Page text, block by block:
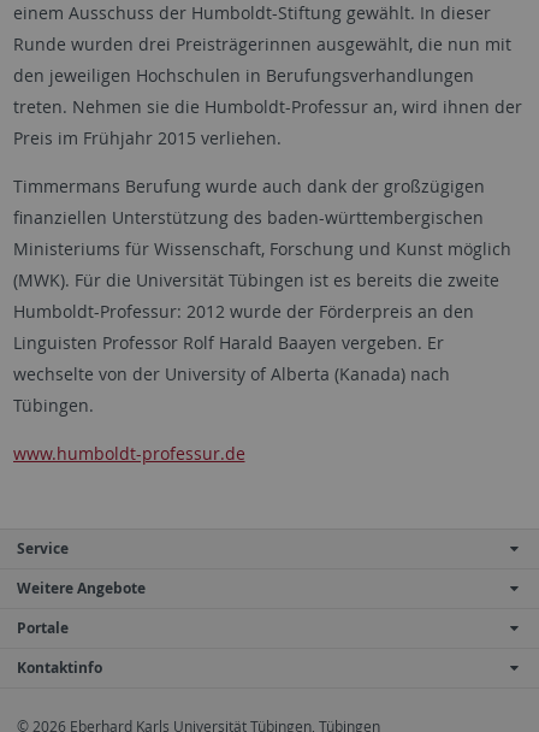
einem Ausschuss der Humboldt-Stiftung gewählt. In dieser
Runde wurden drei Preisträgerinnen ausgewählt, die nun mit
den jeweiligen Hochschulen in Berufungsverhandlungen
treten. Nehmen sie die Humboldt-Professur an, wird ihnen der
Preis im Frühjahr 2015 verliehen.
Timmermans Berufung wurde auch dank der großzügigen
finanziellen Unterstützung des baden-württembergischen
Ministeriums für Wissenschaft, Forschung und Kunst möglich
(MWK). Für die Universität Tübingen ist es bereits die zweite
Humboldt-Professur: 2012 wurde der Förderpreis an den
Linguisten Professor Rolf Harald Baayen vergeben. Er
wechselte von der University of Alberta (Kanada) nach
Tübingen.
www.humboldt-professur.de
Service
Weitere Angebote
Portale
Kontaktinfo
© 2026 Eberhard Karls Universität Tübingen, Tübingen